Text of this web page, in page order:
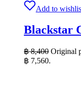
Add to
Blackstar
฿8,400 Original
฿ 7,560.